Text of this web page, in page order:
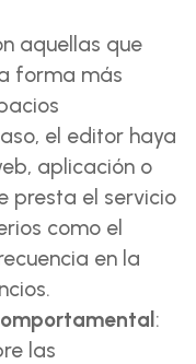
aquellas que
forma más
el editor haya
aplicación o
presta el servicio
como el
en la
:
las